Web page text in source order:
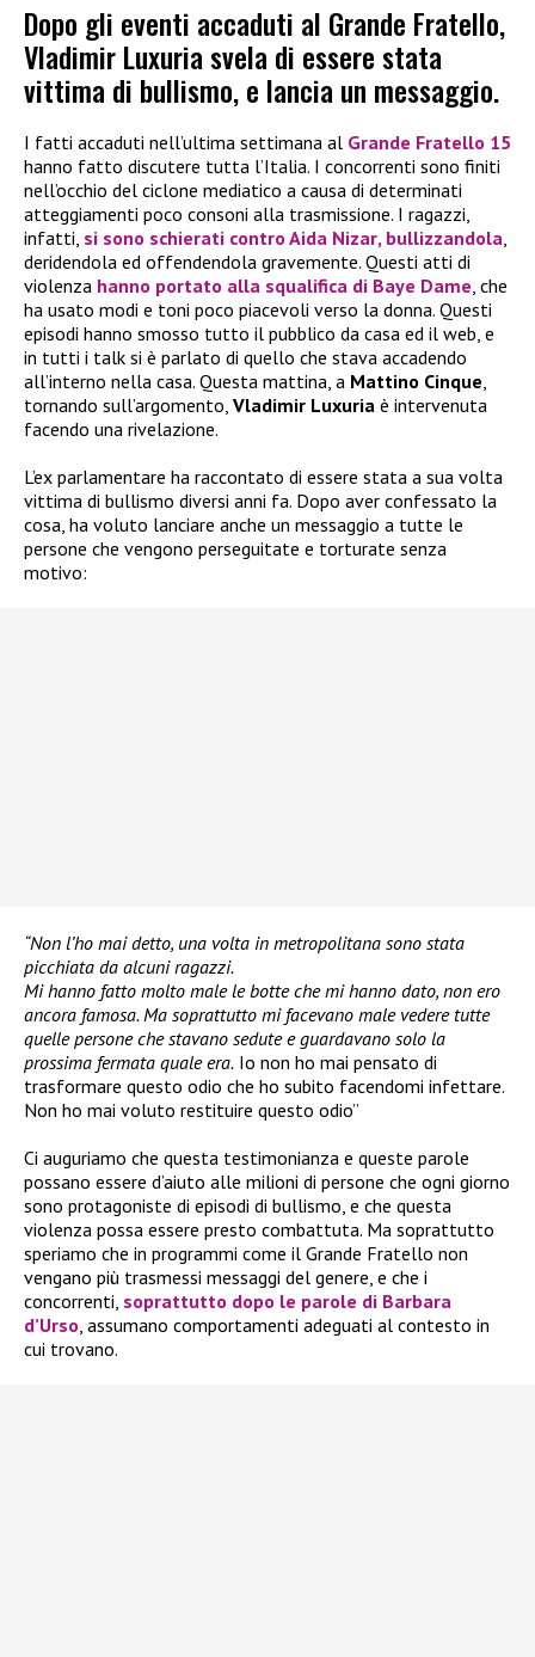
Dopo gli eventi accaduti al Grande Fratello,
Vladimir Luxuria svela di essere stata
vittima di bullismo, e lancia un messaggio.
I fatti accaduti nell’ultima settimana al Grande Fratello 15
hanno fatto discutere tutta l’Italia. I concorrenti sono finiti
nell’occhio del ciclone mediatico a causa di determinati
atteggiamenti poco consoni alla trasmissione. I ragazzi,
infatti, si sono schierati contro Aida Nizar, bullizzandola,
deridendola ed offendendola gravemente. Questi atti di
violenza hanno portato alla squalifica di Baye Dame, che
ha usato modi e toni poco piacevoli verso la donna. Questi
episodi hanno smosso tutto il pubblico da casa ed il web, e
in tutti i talk si è parlato di quello che stava accadendo
all’interno nella casa. Questa mattina, a Mattino Cinque,
tornando sull’argomento, Vladimir Luxuria è intervenuta
facendo una rivelazione.
L’ex parlamentare ha raccontato di essere stata a sua volta
vittima di bullismo diversi anni fa. Dopo aver confessato la
cosa, ha voluto lanciare anche un messaggio a tutte le
persone che vengono perseguitate e torturate senza
motivo:
“Non l’ho mai detto, una volta in metropolitana sono stata
picchiata da alcuni ragazzi.
Mi hanno fatto molto male le botte che mi hanno dato, non ero
ancora famosa. Ma soprattutto mi facevano male vedere tutte
quelle persone che stavano sedute e guardavano solo la
prossima fermata quale era. Io non ho mai pensato di
trasformare questo odio che ho subito facendomi infettare.
Non ho mai voluto restituire questo odio”
Ci auguriamo che questa testimonianza e queste parole
possano essere d’aiuto alle milioni di persone che ogni giorno
sono protagoniste di episodi di bullismo, e che questa
violenza possa essere presto combattuta. Ma soprattutto
speriamo che in programmi come il Grande Fratello non
vengano più trasmessi messaggi del genere, e che i
concorrenti, soprattutto dopo le parole di Barbara
d’Urso, assumano comportamenti adeguati al contesto in
cui trovano.